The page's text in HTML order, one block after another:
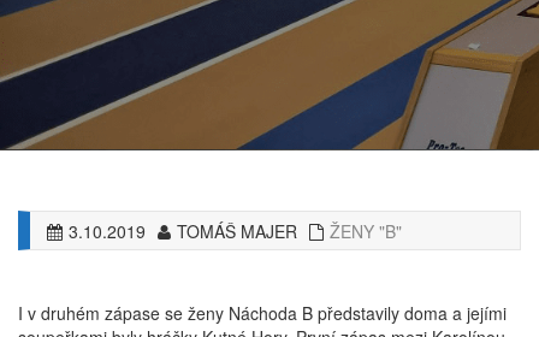
3.10.2019 TOMÁŠ MAJER ŽENY "B"
I v druhém zápase se ženy Náchoda B představily doma a jejími